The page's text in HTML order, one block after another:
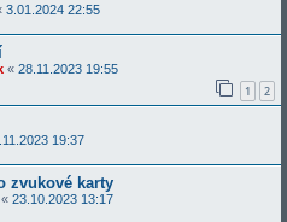
3.01.2024 22:55
« 28.11.2023 19:55
1 2
19:37
zvukové karty
« 23.10.2023 13:17